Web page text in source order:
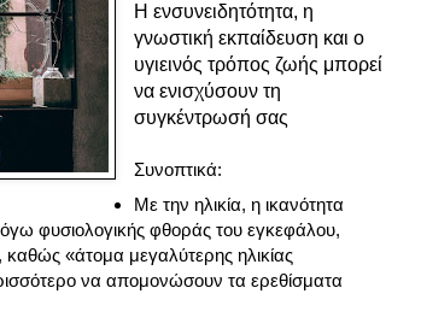
Η ενσυνειδητότητα, η
γνωστική εκπαίδευση και ο
υγιεινός τρόπος ζωής μπορεί
να ενισχύσουν τη
συγκέντρωσή σας
Συνοπτικά:
Με την ηλικία, η ικανότητα
φυσιολογικής φθοράς του εγκεφάλου,
«άτομα μεγαλύτερης ηλικίας
να απομονώσουν τα ερεθίσματα